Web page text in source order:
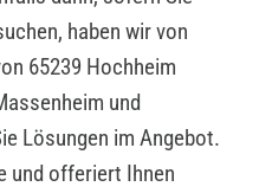
haben wir von
65239 Hochheim
und
Lösungen im Angebot.
und offeriert Ihnen